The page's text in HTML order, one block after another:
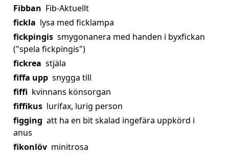
Fibban Fib-Aktuellt
fickla lysa med ficklampa
fickpingis smygonanera med handen i byxfickan
("spela fickpingis")
fickrea stjäla
fiffa upp snygga till
fiffi kvinnans könsorgan
fiffikus lurifax, lurig person
figging att ha en bit skalad ingefära uppkörd i
anus
fikonlöv minitrosa